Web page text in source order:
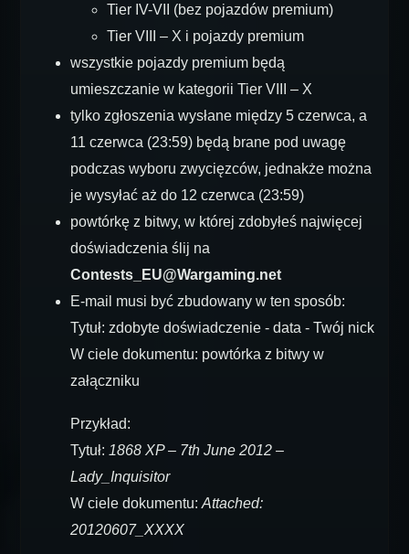
Tier IV-VII (bez pojazdów premium)
Tier VIII – X i pojazdy premium
wszystkie pojazdy premium będą
umieszczanie w kategorii Tier VIII – X
tylko zgłoszenia wysłane między 5 czerwca, a
11 czerwca (23:59) będą brane pod uwagę
podczas wyboru zwycięzców, jednakże można
je wysyłać aż do 12 czerwca (23:59)
powtórkę z bitwy, w której zdobyłeś najwięcej
doświadczenia ślij na
Contests_EU@Wargaming.net
E-mail musi być zbudowany w ten sposób:
Tytuł: zdobyte doświadczenie - data - Twój nick
W ciele dokumentu: powtórka z bitwy w
załączniku
Przykład:
Tytuł: 1868 XP – 7th June 2012 –
Lady_Inquisitor
W ciele dokumentu: Attached:
20120607_XXXX